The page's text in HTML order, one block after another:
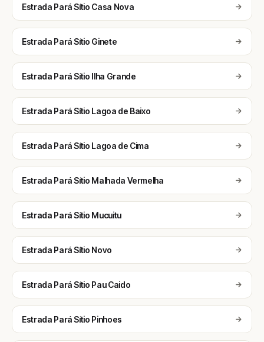
Estrada Pará Sítio Casa Nova
Estrada Pará Sítio Ginete
Estrada Pará Sítio Ilha Grande
Estrada Pará Sítio Lagoa de Baixo
Estrada Pará Sítio Lagoa de Cima
Estrada Pará Sítio Malhada Vermelha
Estrada Pará Sítio Mucuitu
Estrada Pará Sítio Novo
Estrada Pará Sítio Pau Caido
Estrada Pará Sítio Pinhoes